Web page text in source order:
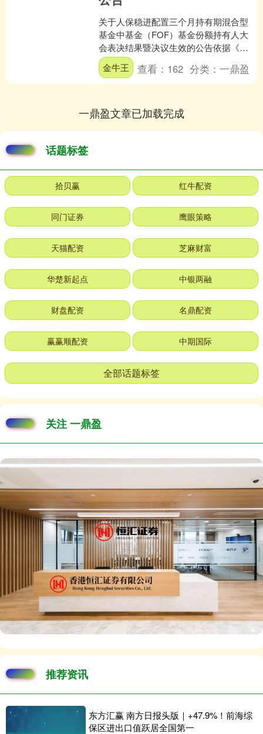
关于人保稳进配置三个月持有期混合型
基金中基金（FOF）基金份额持有人大
会表决结果暨决议生效的公告依据《中
华人民共和国证券投资基金法》、《公
开募集证券投资基金运作....
金牛王 查看： 162 分类：一鼎盈
一鼎盈文章已加载完成
话题标签
拾贝赢 红牛配资
同门证券 鹰眼策略
天猫配资 芝麻财富
华楚新起点 中银两融
财盘配资 名鼎配资
赢赢顺配资 中期国际
全部话题标签
关注 一鼎盈
推荐资讯
东方汇赢 南方日报头版｜+47.9%！前海综
保区进出口值跃居全国第一